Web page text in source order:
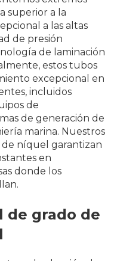
superior a la
a las altas
de presión
de laminación
estos tubos
excepcional en
incluidos
de
de generación de
marina. Nuestros
de níquel garantizan
en
donde los
de grado de